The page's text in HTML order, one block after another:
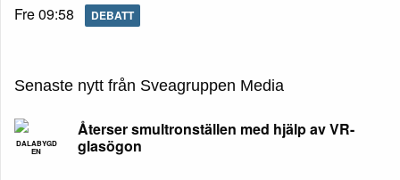
Fre 09:58
DEBATT
Senaste nytt från Sveagruppen Media
DALABYGD
EN
Återser smultronställen med hjälp av VR-
glasögon